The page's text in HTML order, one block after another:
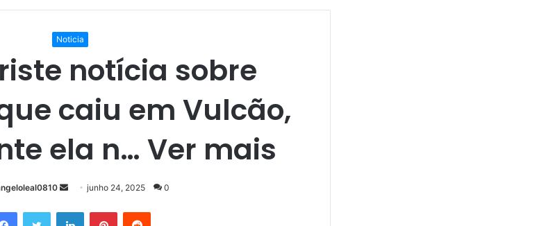
Noticia
notícia sobre
caiu em Vulcão,
ela n… Ver mais
Mande
e-
junho 24, 2025 0
FacebookTwitter LinkedinPinterestReddit